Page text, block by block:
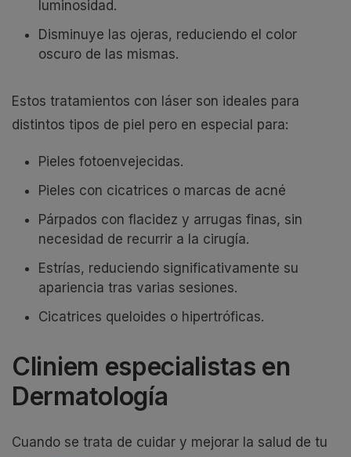
luminosidad.
Disminuye las ojeras, reduciendo el color
oscuro de las mismas.
Estos tratamientos con láser son ideales para
distintos tipos de piel pero en especial para:
Pieles fotoenvejecidas.
Pieles con cicatrices o marcas de acné
Párpados con flacidez y arrugas finas, sin
necesidad de recurrir a la cirugía.
Estrías, reduciendo significativamente su
apariencia tras varias sesiones.
Cicatrices queloides o hipertróficas.
Cliniem especialistas en
Dermatología
Cuando se trata de cuidar y mejorar la salud de tu